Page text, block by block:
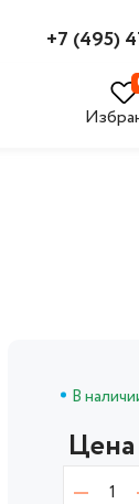
+7 (495)
В
1